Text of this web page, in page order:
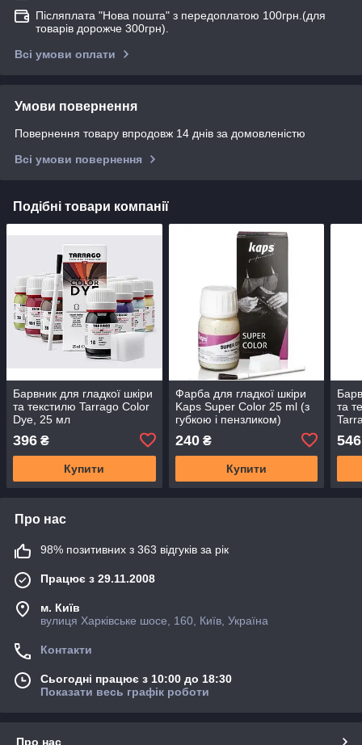
Післяплата "Нова пошта" з передоплатою 100грн.(для
товарів дорожче 300грн).
Всі умови оплати
Умови повернення
Повернення товару впродовж 14 днів за домовленістю
Всі умови повернення
Подібні товари компанії
Барвник для гладкої шкіри
та текстилю Tarrago Color
Dye, 25 мл
396 ₴
Купити
Фарба для гладкої шкіри
Kaps Super Color 25 ml (з
губкою і пензликом)
240₴
Купити
та
546
Про нас
98% позитивних з 363 відгуків за рік
Працює з 29.11.2008
м. Київ
вулиця Харківське шосе, 160, Київ, Україна
Контакти
Сьогодні працює з 10:00 до 18:30
Показати весь графік роботи
Про нас